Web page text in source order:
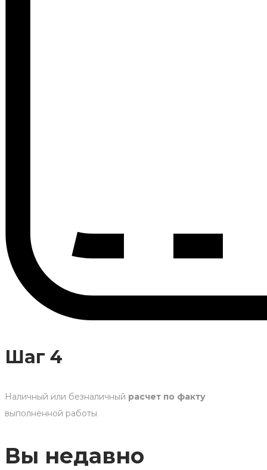
Шаг 4
Наличный или безналичный расчет по факту
выполненной работы
Вы недавно